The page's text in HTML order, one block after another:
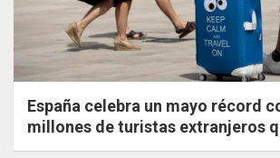
España celebra un mayo récord
millones de turistas extranjeros
un 20,8% más que en 2019.